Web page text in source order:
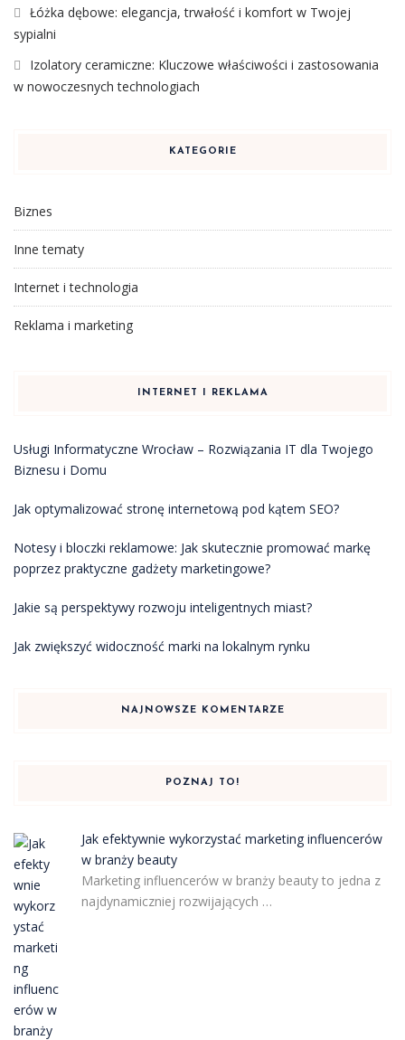
Łóżka dębowe: elegancja, trwałość i komfort w Twojej
sypialni
Izolatory ceramiczne: Kluczowe właściwości i zastosowania
w nowoczesnych technologiach
KATEGORIE
Biznes
Inne tematy
Internet i technologia
Reklama i marketing
INTERNET I REKLAMA
Usługi Informatyczne Wrocław – Rozwiązania IT dla Twojego
Biznesu i Domu
Jak optymalizować stronę internetową pod kątem SEO?
Notesy i bloczki reklamowe: Jak skutecznie promować markę
poprzez praktyczne gadżety marketingowe?
Jakie są perspektywy rozwoju inteligentnych miast?
Jak zwiększyć widoczność marki na lokalnym rynku
NAJNOWSZE KOMENTARZE
POZNAJ TO!
Jak efektywnie wykorzystać marketing influencerów
w branży beauty
Marketing influencerów w branży beauty to jedna z
najdynamiczniej rozwijających …